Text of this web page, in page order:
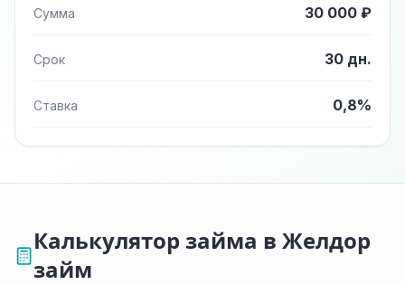
Сумма 30 000 ₽
Срок 30 дн.
Ставка 0,8%
Калькулятор займа в Желдор
займ